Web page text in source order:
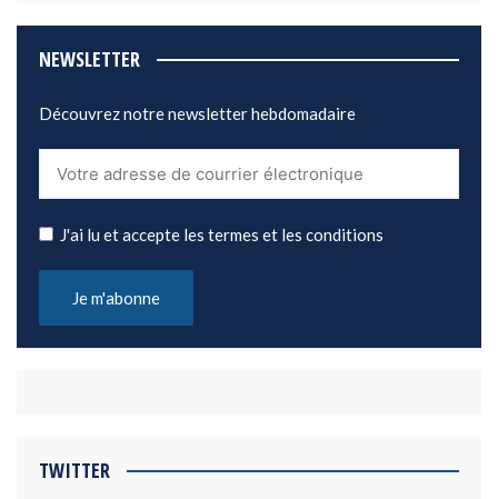
NEWSLETTER
Découvrez notre newsletter hebdomadaire
J'ai lu et accepte les termes et les conditions
TWITTER